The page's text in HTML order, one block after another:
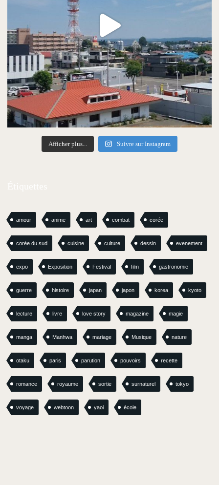
Afficher plus... Suivre sur Instagram
amour anime art combat corée
corée du sud cuisine culture dessin evenement
expo Exposition Festival film gastronomie
guerre histoire japan japon korea kyoto
lecture livre love story magazine magie
manga Manhwa mariage Musique nature
otaku paris parution pouvoirs recette
romance royaume sortie surnaturel tokyo
voyage webtoon yaoi école